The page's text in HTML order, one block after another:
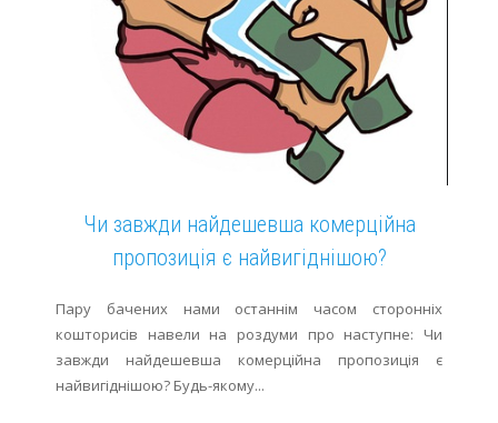
Чи завжди найдешевша комерційна
пропозиція є найвигіднішою?
Пару бачених нами останнім часом сторонніх
кошторисів навели на роздуми про наступне: Чи
завжди найдешевша комерційна пропозиція є
найвигіднішою? Будь-якому...